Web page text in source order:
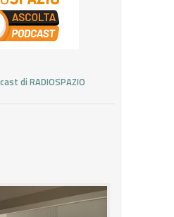
di RADIOSPAZIO